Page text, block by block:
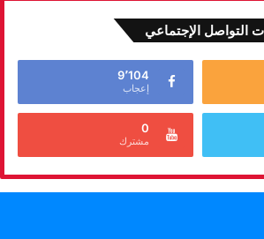
التواصل الإجتماعي
9٬104
إعجاب
0
مشترك